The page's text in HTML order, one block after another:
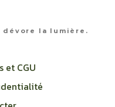
dévore la lumière.
et CGU